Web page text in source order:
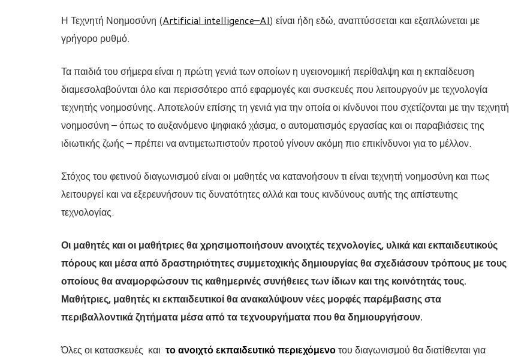
Η Τεχνητή Νοημοσύνη (Artificial intelligence–AI) είναι ήδη εδώ, αναπτύσσεται και εξαπλώνεται με
γρήγορο ρυθμό.
Τα παιδιά του σήμερα είναι η πρώτη γενιά των οποίων η υγειονομική περίθαλψη και η εκπαίδευση
διαμεσολαβούνται όλο και περισσότερο από εφαρμογές και συσκευές που λειτουργούν με τεχνολογία
τεχνητής νοημοσύνης. Αποτελούν επίσης τη γενιά για την οποία οι κίνδυνοι που σχετίζονται με την τεχνητή
νοημοσύνη – όπως το αυξανόμενο ψηφιακό χάσμα, ο αυτοματισμός εργασίας και οι παραβιάσεις της
ιδιωτικής ζωής – πρέπει να αντιμετωπιστούν προτού γίνουν ακόμη πιο επικίνδυνοι για το μέλλον.
Στόχος του φετινού διαγωνισμού είναι οι μαθητές να κατανοήσουν τι είναι τεχνητή νοημοσύνη και πως
λειτουργεί και να εξερευνήσουν τις δυνατότητες αλλά και τους κινδύνους αυτής της απίστευτης
τεχνολογίας.
Οι μαθητές και οι μαθήτριες θα χρησιμοποιήσουν ανοιχτές τεχνολογίες, υλικά και εκπαιδευτικούς
πόρους και μέσα από δραστηριότητες συμμετοχικής δημιουργίας θα σχεδιάσουν τρόπους με τους
οποίους θα αναμορφώσουν τις καθημερινές συνήθειες των ίδιων και της κοινότητάς τους.
Μαθήτριες, μαθητές κι εκπαιδευτικοί θα ανακαλύψουν νέες μορφές παρέμβασης στα
περιβαλλοντικά ζητήματα μέσα από τα τεχνουργήματα που θα δημιουργήσουν.
Όλες οι κατασκευές και το ανοιχτό εκπαιδευτικό περιεχόμενοτου διαγωνισμού θα διατίθενται για